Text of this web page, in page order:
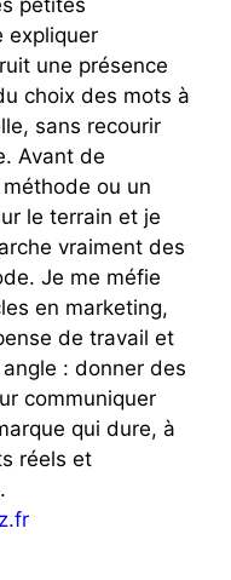
expliquer
une présence
choix des mots à
sans recourir
Avant de
ou un
le terrain et je
vraiment des
Je me méfie
en marketing,
de travail et
: donner des
communiquer
qui dure, à
réels et